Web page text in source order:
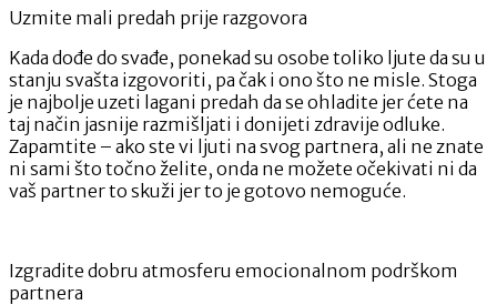
Uzmite mali predah prije razgovora
Kada dođe do svađe, ponekad su osobe toliko ljute da su u
stanju svašta izgovoriti, pa čak i ono što ne misle. Stoga
je najbolje uzeti lagani predah da se ohladite jer ćete na
taj način jasnije razmišljati i donijeti zdravije odluke.
Zapamtite – ako ste vi ljuti na svog partnera, ali ne znate
ni sami što točno želite, onda ne možete očekivati ni da
vaš partner to skuži jer to je gotovo nemoguće.
Izgradite dobru atmosferu emocionalnom podrškom
partnera